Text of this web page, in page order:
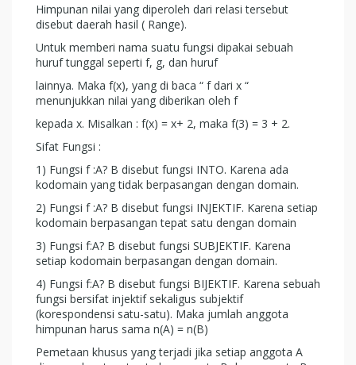
Himpunan nilai yang diperoleh dari relasi tersebut
disebut daerah hasil ( Range).
Untuk memberi nama suatu fungsi dipakai sebuah
huruf tunggal seperti f, g, dan huruf
lainnya. Maka f(x), yang di baca “ f dari x “
menunjukkan nilai yang diberikan oleh f
kepada x. Misalkan : f(x) = x+ 2, maka f(3) = 3 + 2.
Sifat Fungsi :
1) Fungsi f :A? B disebut fungsi INTO. Karena ada
kodomain yang tidak berpasangan dengan domain.
2) Fungsi f :A? B disebut fungsi INJEKTIF. Karena setiap
kodomain berpasangan tepat satu dengan domain
3) Fungsi f:A? B disebut fungsi SUBJEKTIF. Karena
setiap kodomain berpasangan dengan domain.
4) Fungsi f:A? B disebut fungsi BIJEKTIF. Karena sebuah
fungsi bersifat injektif sekaligus subjektif
(korespondensi satu-satu). Maka jumlah anggota
himpunan harus sama n(A) = n(B)
Pemetaan khusus yang terjadi jika setiap anggota A